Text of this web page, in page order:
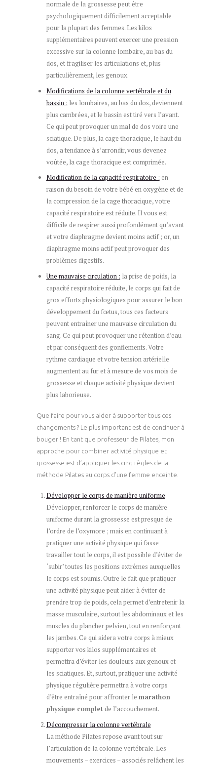
normale de la grossesse peut être
psychologiquement difficilement acceptable
pour la plupart des femmes. Les kilos
supplémentaires peuvent exercer une pression
excessive sur la colonne lombaire, au bas du
dos, et fragiliser les articulations et, plus
particulièrement, les genoux.
Modifications de la colonne vertébrale et du
bassin : les lombaires, au bas du dos, deviennent
plus cambrées, et le bassin est tiré vers l’avant.
Ce qui peut provoquer un mal de dos voire une
sciatique. De plus, la cage thoracique, le haut du
dos, a tendance à s’arrondir, vous devenez
voûtée, la cage thoracique est comprimée.
Modification de la capacité respiratoire : en
raison du besoin de votre bébé en oxygène et de
la compression de la cage thoracique, votre
capacité respiratoire est réduite. Il vous est
difficile de respirer aussi profondément qu’avant
et votre diaphragme devient moins actif ; or, un
diaphragme moins actif peut provoquer des
problèmes digestifs.
Une mauvaise circulation : la prise de poids, la
capacité respiratoire réduite, le corps qui fait de
gros efforts physiologiques pour assurer le bon
développement du fœtus, tous ces facteurs
peuvent entraîner une mauvaise circulation du
sang. Ce qui peut provoquer une rétention d’eau
et par conséquent des gonflements. Votre
rythme cardiaque et votre tension artérielle
augmentent au fur et à mesure de vos mois de
grossesse et chaque activité physique devient
plus laborieuse.
Que faire pour vous aider à supporter tous ces
changements ? Le plus important est de continuer à
bouger ! En tant que professeur de Pilates, mon
approche pour combiner activité physique et
grossesse est d’appliquer les cinq règles de la
méthode Pilates au corps d’une femme enceinte.
Développer le corps de manière uniforme
Développer, renforcer le corps de manière
uniforme durant la grossesse est presque de
l’ordre de l’oxymore ; mais en continuant à
pratiquer une activité physique qui fasse
travailler tout le corps, il est possible d’éviter de
‘subir’ toutes les positions extrêmes auxquelles
le corps est soumis. Outre le fait que pratiquer
une activité physique peut aider à éviter de
prendre trop de poids, cela permet d’entretenir la
masse musculaire, surtout les abdominaux et les
muscles du plancher pelvien, tout en renforçant
les jambes. Ce qui aidera votre corps à mieux
supporter vos kilos supplémentaires et
permettra d’éviter les douleurs aux genoux et
les sciatiques. Et, surtout, pratiquer une activité
physique régulière permettra à votre corps
d’être entraîné pour affronter le marathon
physique completde l’accouchement.
Décompresser la colonne vertébrale
La méthode Pilates repose avant tout sur
l’articulation de la colonne vertébrale. Les
mouvements – exercices – associés relâchent les